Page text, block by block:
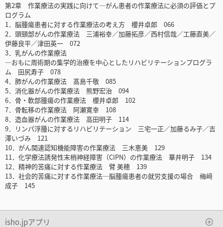
第2章 作業療法の実践に向けて─がん患者の作業療法に必須の評価とプ
ログラム
1．脳腫瘍患者に対する作業療法の考え方 櫻井卓郎 066
2．頭頸部がんの作業療法 三浦裕幸／加藤拓彦／西村信哉／工藤直美／
伊藤良平／津田英一 072
3．乳がんの作業療法
─おもに周術期の集学的治療を中心としたリハビリテーションプログラ
ム 田尻寿子 078
4．肺がんの作業療法 髙島千敬 085
5．消化器がんの作業療法 熊野宏治 094
6．骨・軟部腫瘍の作業療法 櫻井卓郎 102
7．骨転移の作業療法 阿瀬寛幸 108
8．造血器がんの作業療法 高田明子 114
9．リンパ浮腫に対するリハビリテーション 三宅一正／加藤るみ子／吉
澤いづみ 121
10．がん関連認知機能障害の作業療法 三木恵美 129
11．化学療法誘発性末梢神経障害（CIPN）の作業療法 華井明子 134
12．精神的苦痛に対する作業療法 臂 美穂 139
13．社会的苦痛に対する作業療法─脳腫瘍患者の就労支援の場合 梅﨑
成子 145
isho.jpアプリ